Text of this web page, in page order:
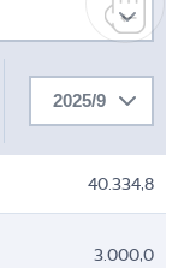
2025/9
40.334,8
3.000,0